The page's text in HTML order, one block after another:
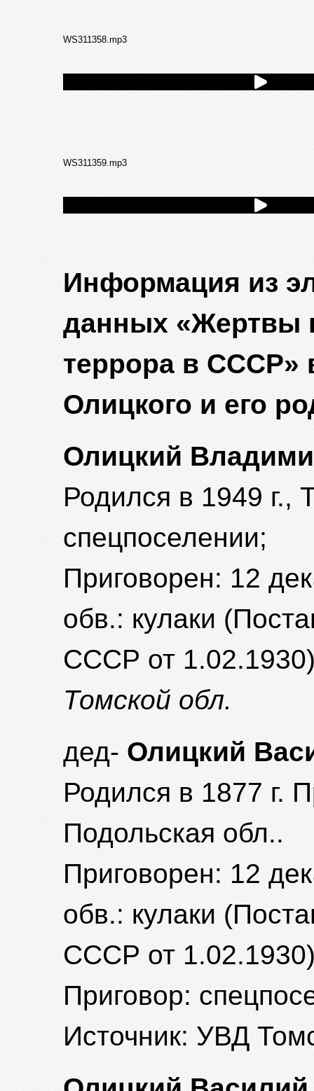
WS311358.mp3
WS311359.mp3
Информация из
данных «Жертвы
террора в СССР»
Олицкого и его
Олицкий
Родился в 1949 г.,
спецпоселении;
Приговорен: 12
обв.: кулаки
СССР от
Томской обл.
дед- Олицкий
Родился в 1877 г.
Подольская обл..
Приговорен: 12
обв.: кулаки
СССР от
Приговор:
Источник: УВД